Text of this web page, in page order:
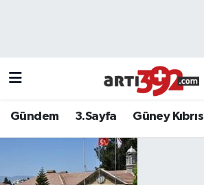
Gündem 3.Sayfa Güney Kıbrıs